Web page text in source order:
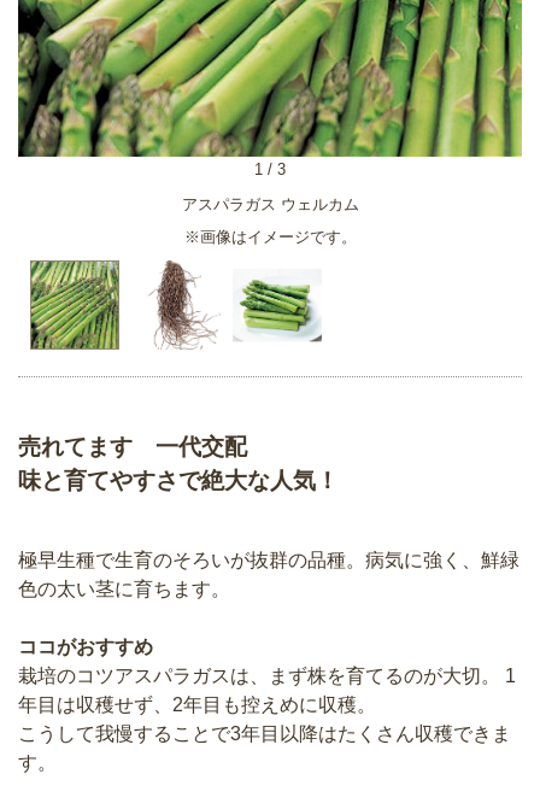
アスパラガス ウェルカム
※画像はイメージです。
1 / 3
売れてます 一代交配
味と育てやすさで絶大な人気！
極早生種で生育のそろいが抜群の品種。病気に強く、鮮緑
色の太い茎に育ちます。
ココがおすすめ
栽培のコツアスパラガスは、まず株を育てるのが大切。 1
年目は収穫せず、2年目も控えめに収穫。
こうして我慢することで3年目以降はたくさん収穫できま
す。